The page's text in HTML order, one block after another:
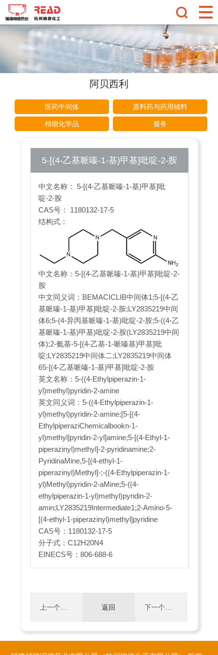
阿贝西利
医药中间体 原料药与药用辅料
精细化学品 服务
5-[(4-乙基哌嗪-1-基)甲基]吡啶-2-胺
中文名称： 5-[(4-乙基哌嗪-1-基)甲基]吡
啶-2-胺
CAS号： 1180132-17-5
结构式：
中文名称：5-[(4-乙基哌嗪-1-基)甲基]吡啶-2-
胺
中文同义词：BEMACICLIB中间体1;5-[(4-乙
基哌嗪-1-基)甲基]吡啶-2-胺;LY2835219中间
体6;5-(4-异丙基哌嗪-1-基)吡啶-2-胺;5-((4-乙
基哌嗪-1-基)甲基)吡啶-2-胺(LY2835219中间
体);2-氨基-5-[(4-乙基-1-哌嗪基)甲基]吡
啶;LY2835219中间体二;LY2835219中间体
65-[(4-乙基哌嗪-1-基)甲基]吡啶-2-胺
英文名称：5-((4-Ethylpiperazin-1-
yl)methyl)pyridin-2-amine
英文同义词：5-((4-Ethylpiperazin-1-
yl)methyl)pyridin-2-amine;[5-[(4-
EthylpiperaziChemicalbookn-1-
yl)methyl]pyridin-2-yl]amine;5-[(4-Ethyl-1-
piperazinyl)methyl]-2-pyridinamine;2-
PyridinaMine,5-[(4-ethyl-1-
piperazinyl)Methyl]-;-((4-Ethylpiperazin-1-
yl)Methyl)pyridin-2-aMine;5-((4-
ethylpiperazin-1-yl)methyl)pyridin-2-
amin;LY2835219Intermediate1;2-Amino-5-
[(4-ethyl-1-piperazinyl)methyl]pyridine
CAS号：1180132-17-5
分子式：C12H20N4
EINECS号：806-688-6
上一个： 返回 下一个：